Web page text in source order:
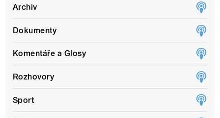
Archiv
Dokumenty
Komentáře a Glosy
Rozhovory
Sport